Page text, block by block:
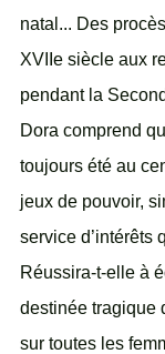
natal... Des
XVIIe siècle aux
pendant la
Dora comprend
toujours été au
jeux de pouvoir,
service d’intérêts
Réussira-t-elle à
destinée tragique
sur toutes les